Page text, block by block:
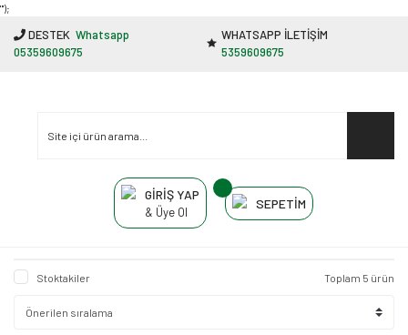
"');
DESTEK Whatsapp
05359609675
WHATSAPP İLETİŞİM
5359609675
GİRİŞ YAP
& Üye Ol
SEPETİM
Stoktakiler Toplam 5 ürün